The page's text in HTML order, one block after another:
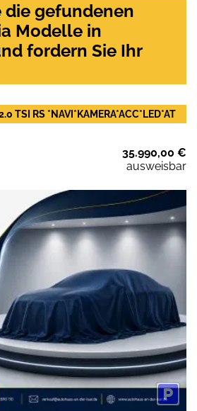
die gefundenen
Modelle in
fordern Sie Ihr
TSI RS *NAVI*KAMERA*ACC*LED*AT
35.990,00 €
ausweisbar